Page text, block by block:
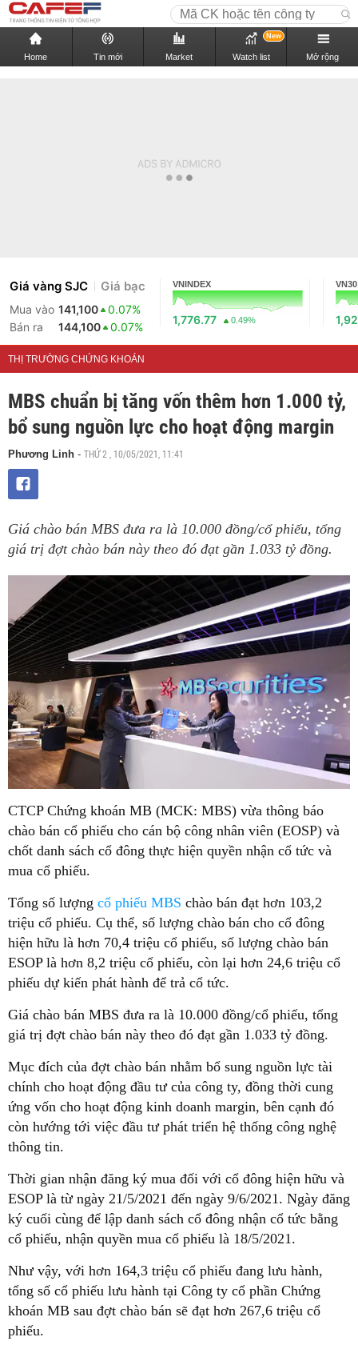
Home Tin mới Market Watch list
New
Mở rộng
Giá vàng SJC Giá bạc
Mua vào 141,100
0.07%
Bán ra
144,100 0.07%
VNINDEX
1,776.77 0.49%
VN30
THỊ TRƯỜNG CHỨNG KHOÁN
MBS chuẩn bị tăng vốn thêm hơn 1.000 tỷ,
bổ sung nguồn lực cho hoạt động margin
Phương Linh - THỨ 2 , 10/05/2021, 11:41
Giá chào bán MBS đưa ra là 10.000 đồng/cổ phiếu, tổng
giá trị đợt chào bán này theo đó đạt gần 1.033 tỷ đồng.
CTCP Chứng khoán MB (MCK: MBS) vừa thông báo
chào bán cổ phiếu cho cán bộ công nhân viên (EOSP) và
chốt danh sách cổ đông thực hiện quyền nhận cổ tức và
mua cổ phiếu.
Tổng số lượng cổ phiếu MBS chào bán đạt hơn 103,2
triệu cổ phiếu. Cụ thể, số lượng chào bán cho cổ đông
hiện hữu là hơn 70,4 triệu cổ phiếu, số lượng chào bán
ESOP là hơn 8,2 triệu cổ phiếu, còn lại hơn 24,6 triệu cổ
phiếu dự kiến phát hành để trả cổ tức.
Giá chào bán MBS đưa ra là 10.000 đồng/cổ phiếu, tổng
giá trị đợt chào bán này theo đó đạt gần 1.033 tỷ đồng.
Mục đích của đợt chào bán nhằm bổ sung nguồn lực tài
chính cho hoạt động đầu tư của công ty, đồng thời cung
ứng vốn cho hoạt động kinh doanh margin, bên cạnh đó
còn hướng tới việc đầu tư phát triển hệ thống công nghệ
thông tin.
Thời gian nhận đăng ký mua đối với cổ đông hiện hữu và
ESOP là từ ngày 21/5/2021 đến ngày 9/6/2021. Ngày đăng
ký cuối cùng để lập danh sách cổ đông nhận cổ tức bằng
cổ phiếu, nhận quyền mua cổ phiếu là 18/5/2021.
Như vậy, với hơn 164,3 triệu cổ phiếu đang lưu hành,
tổng số cổ phiếu lưu hành tại Công ty cổ phần Chứng
khoán MB sau đợt chào bán sẽ đạt hơn 267,6 triệu cổ
phiếu.